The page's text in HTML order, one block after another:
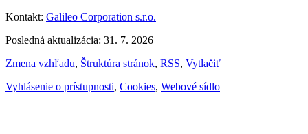
Kontakt: Galileo Corporation s.r.o.
Posledná aktualizácia: 31. 7. 2026
Zmena vzhľadu, Štruktúra stránok, RSS, Vytlačiť
Vyhlásenie o prístupnosti, Cookies, Webové sídlo